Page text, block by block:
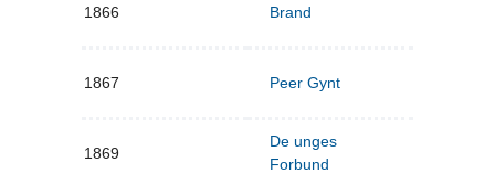
1866 Brand
1867 Peer Gynt
1869
De unges
Forbund